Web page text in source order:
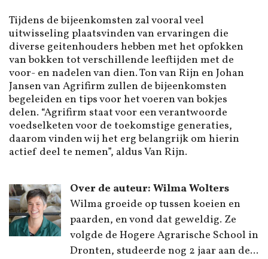
Tijdens de bijeenkomsten zal vooral veel
uitwisseling plaatsvinden van ervaringen die
diverse geitenhouders hebben met het opfokken
van bokken tot verschillende leeftijden met de
voor- en nadelen van dien. Ton van Rijn en Johan
Jansen van Agrifirm zullen de bijeenkomsten
begeleiden en tips voor het voeren van bokjes
delen. “Agrifirm staat voor een verantwoorde
voedselketen voor de toekomstige generaties,
daarom vinden wij het erg belangrijk om hierin
actief deel te nemen”, aldus Van Rijn.
Over de auteur: Wilma Wolters
Wilma groeide op tussen koeien en
paarden, en vond dat geweldig. Ze
volgde de Hogere Agrarische School in
Dronten, studeerde nog 2 jaar aan de...